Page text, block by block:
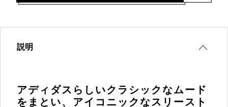
説明
アディダスらしいクラシックなムード
をまとい、アイコニックなスリースト